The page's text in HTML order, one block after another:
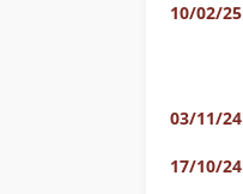
10/02/25
03/11/24
17/10/24